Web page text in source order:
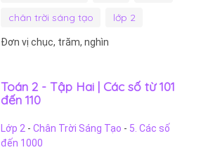
chân trời sáng tạo
lớp 2
Đơn vị chục, trăm, nghìn
Toán 2 - Tập Hai | Các số từ 101
đến 110
Lớp 2 - Chân Trời Sáng Tạo - 5. Các số
đến 1000